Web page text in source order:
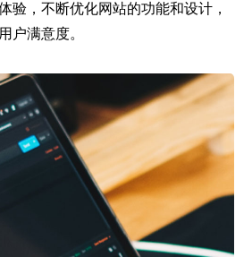
验，不断优化网站的功能和设计，
户满意度。